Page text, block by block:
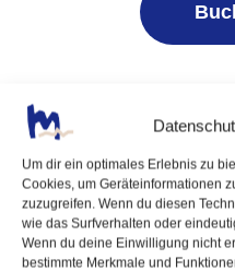
Um dir ein optimales Erlebnis zu
Cookies, um Geräteinformationen
zuzugreifen. Wenn du diesen
wie das Surfverhalten oder
Wenn du deine Einwilligung nicht
bestimmte Merkmale und
Bitte beachte, dass
von Mitteraubach
Bilder zur